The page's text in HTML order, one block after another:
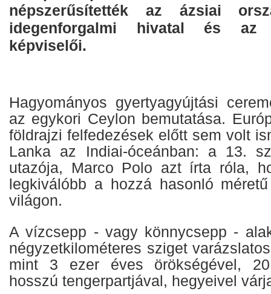
népszerűsítették az ázsiai
idegenforgalmi hivatal és az
képviselői.
Hagyományos gyertyagyújtási
az egykori Ceylon bemutatása.
földrajzi felfedezések előtt sem volt
Lanka az Indiai-óceánban: a 13.
utazója, Marco Polo azt írta róla,
legkiválóbb a hozzá hasonló
világon.
A vízcsepp - vagy könnycsepp -
négyzetkilométeres sziget
mint 3 ezer éves örökségével,
hosszú tengerpartjával, hegyeivel